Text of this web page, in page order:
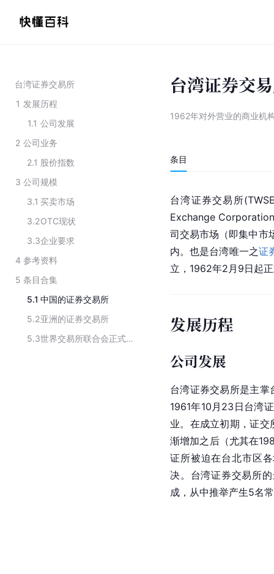
台湾证券交易所
1 发展历程
1.1 公司发展
2 公司业务
2.1 股价指数
3 公司规模
3.1 买卖市场
3.2OTC现状
3.3企业要求
4 参考资料
5 条目合集
5.1 中国的证券交易所
5.2亚洲的证券交易所
5.3
世界交易所联合会正式会员
台湾证券交
1962年对外营业的商业机
条目
台湾证券交易所
Exchange
司交易市场（即集中市
内。也是台湾唯一之证
立，1962年2月9日起
发展历程
公司发展
台湾证券交易所是主掌
1961年10月23日台湾
业。在成立初期，证
渐增加之后（尤其在
证所被迫在台北市区
决。台湾证券交易所
成，从中推举产生5名